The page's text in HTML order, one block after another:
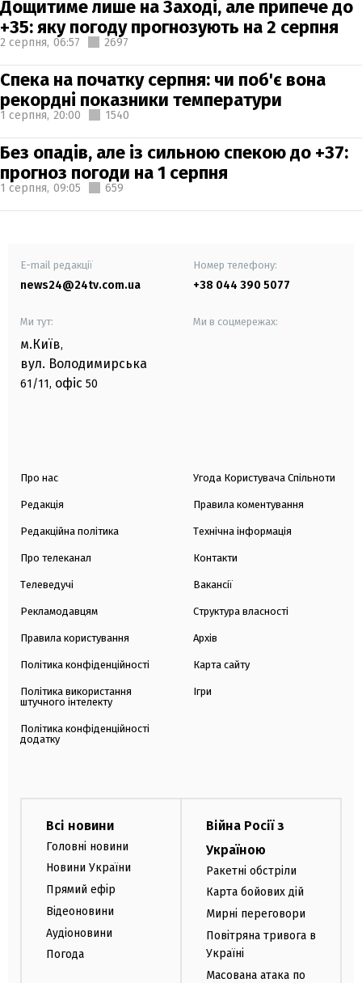
Дощитиме лише на Заході, але припече до
+35: яку погоду прогнозують на 2 серпня
2 серпня, 06:57 2697
Спека на початку серпня: чи поб'є вона
рекордні показники температури
1 серпня, 20:00 1540
Без опадів, але із сильною спекою до +37:
прогноз погоди на 1 серпня
1 серпня, 09:05 659
E-mail редакції
news24@24tv.com.ua
Номер телефону:
+38 044 390 5077
Ми тут:
м.Київ,
вул. Володимирська
61/11, офіс 50
Ми в соцмережах:
Про нас
Редакція
Редакційна політика
Про телеканал
Телеведучі
Рекламодавцям
Правила користування
Політика конфіденційності
Політика використання
штучного інтелекту
Політика конфіденційності
додатку
Угода Користувача Спільноти
Правила коментування
Технічна інформація
Контакти
Вакансії
Структура власності
Архів
Карта сайту
Ігри
Всі новини
Головні новини
Новини України
Прямий ефір
Відеоновини
Аудіоновини
Погода
Війна Росії з
Україною
Ракетні обстріли
Карта бойових дій
Мирні переговори
Повітряна тривога в
Україні
Масована атака по